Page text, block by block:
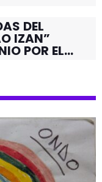
DEL
IZAN”
POR EL